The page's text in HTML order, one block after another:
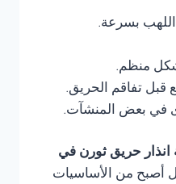
اللهب بسرعة.
منظم.
تفاقم الحريق.
في بعض المنشآت.
حريق ثورن في
أصبح من الأساسيات